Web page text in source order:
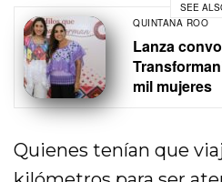
SEE
QUINTANA ROO
Lanza
mil mujeres
Quienes tenían que